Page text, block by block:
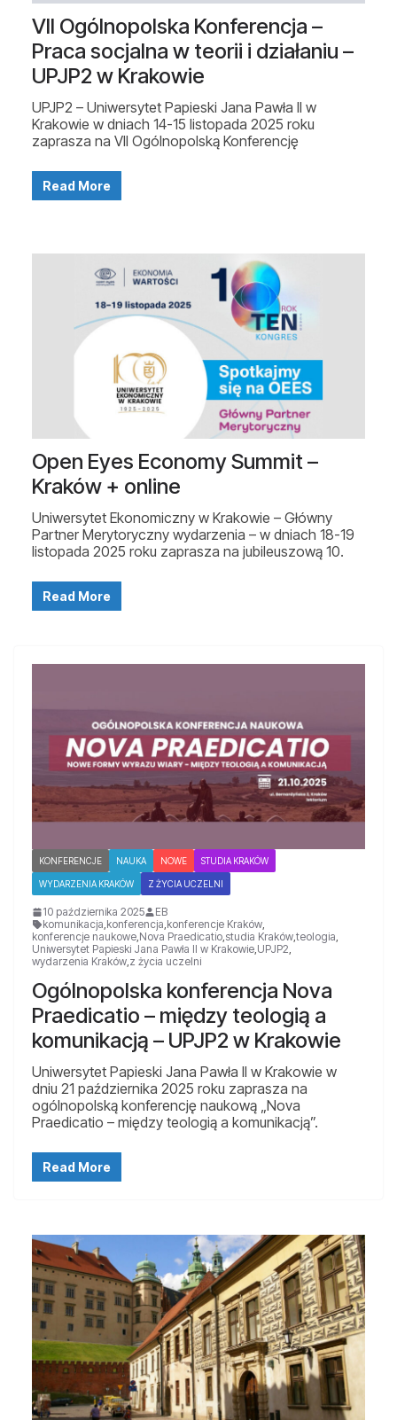
VII Ogólnopolska Konferencja –
Praca socjalna w teorii i działaniu –
UPJP2 w Krakowie
UPJP2 – Uniwersytet Papieski Jana Pawła II w
Krakowie w dniach 14-15 listopada 2025 roku
zaprasza na VII Ogólnopolską Konferencję
Read More
Open Eyes Economy Summit –
Kraków + online
Uniwersytet Ekonomiczny w Krakowie – Główny
Partner Merytoryczny wydarzenia – w dniach 18-19
listopada 2025 roku zaprasza na jubileuszową 10.
Read More
KONFERENCJE NAUKA NOWE STUDIA KRAKÓW
WYDARZENIA KRAKÓW Z ŻYCIA UCZELNI
10 października 2025
EB
komunikacja konferencja konferencje Kraków
konferencje naukowe Nova Praedicatio studia Kraków teologia
Uniwersytet Papieski Jana Pawła II w Krakowie UPJP2
wydarzenia Kraków z życia uczelni
Ogólnopolska konferencja Nova
Praedicatio – między teologią a
komunikacją – UPJP2 w Krakowie
Uniwersytet Papieski Jana Pawła II w Krakowie w
dniu 21 października 2025 roku zaprasza na
ogólnopolską konferencję naukową „Nova
Praedicatio – między teologią a komunikacją”.
Read More